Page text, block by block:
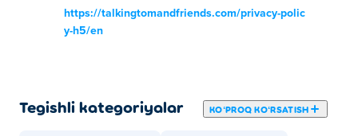
Yuqoriga suring: Sakrash
Pastga suring:
Talking Tom Gold Run oʻyini Outfit7 tomonidan yaratilgan.
https://talkingtomandfriends.com/privacy-polic
y-h5/en
Tegishli kategoriyalar KOʻPROQ KOʻRSATISH